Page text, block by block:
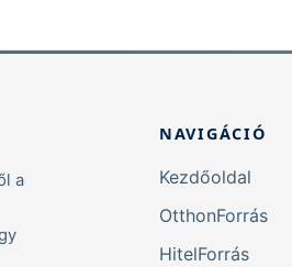
a
NAVIGÁCIÓ
Kezdőoldal
OtthonForrás
HitelForrás